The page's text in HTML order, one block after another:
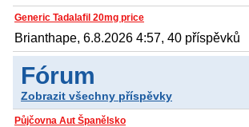
Generic Tadalafil 20mg price
Brianthape, 6.8.2026 4:57, 40 příspěvků
Fórum
Zobrazit všechny příspěvky
Půjčovna Aut Španělsko